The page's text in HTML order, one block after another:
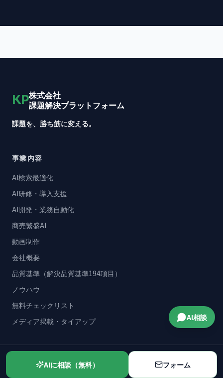
AIに相談（無料） フォーム
KP株式会社
課題解決プラットフォーム
課題を、勝ち筋に変える。
事業内容
AI検索最適化
AI研修・導入支援
AI開発・業務自動化
商売繁盛AI
動画制作
会社概要
品質基準（解決品質基準194項目）
ノウハウ
無料チェックリスト
メディア掲載・タイアップ
AI相談